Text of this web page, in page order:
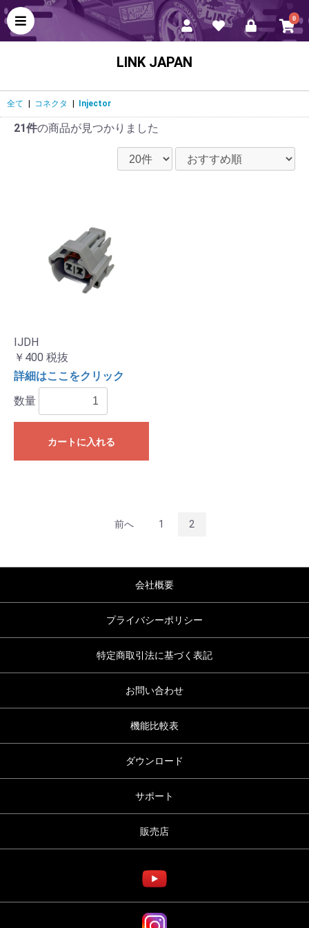
0
LINK JAPAN
全て コネクタ Injector
21件の商品が見つかりました
IJDH
￥400 税抜
詳細はここをクリック
数量
カートに入れる
前へ 1 2
会社概要
プライバシーポリシー
特定商取引法に基づく表記
お問い合わせ
機能比較表
ダウンロード
サポート
販売店